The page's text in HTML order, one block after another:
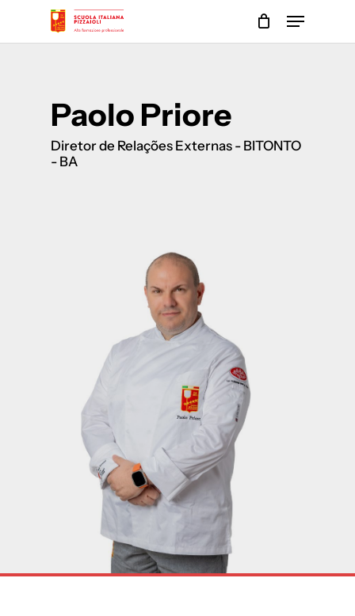
main
Menu
Paolo Priore
Diretor de Relações Externas - BITONTO
- BA
Close